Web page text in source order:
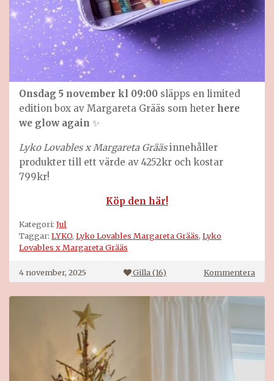
Onsdag 5 november kl 09:00 släpps en limited
edition box av Margareta Grääs som heter here
we glow again ✨
Lyko Lovables x Margareta Grääsinnehåller
produkter till ett värde av 4252kr och kostar
799kr!
Köp den här!
Kategori: Jul
Taggar: LYKO, Lyko Lovables Margareta Grääs, Lyko
Lovables x Margareta Grääs
4 november, 2025 Gilla (16) Kommenterapå